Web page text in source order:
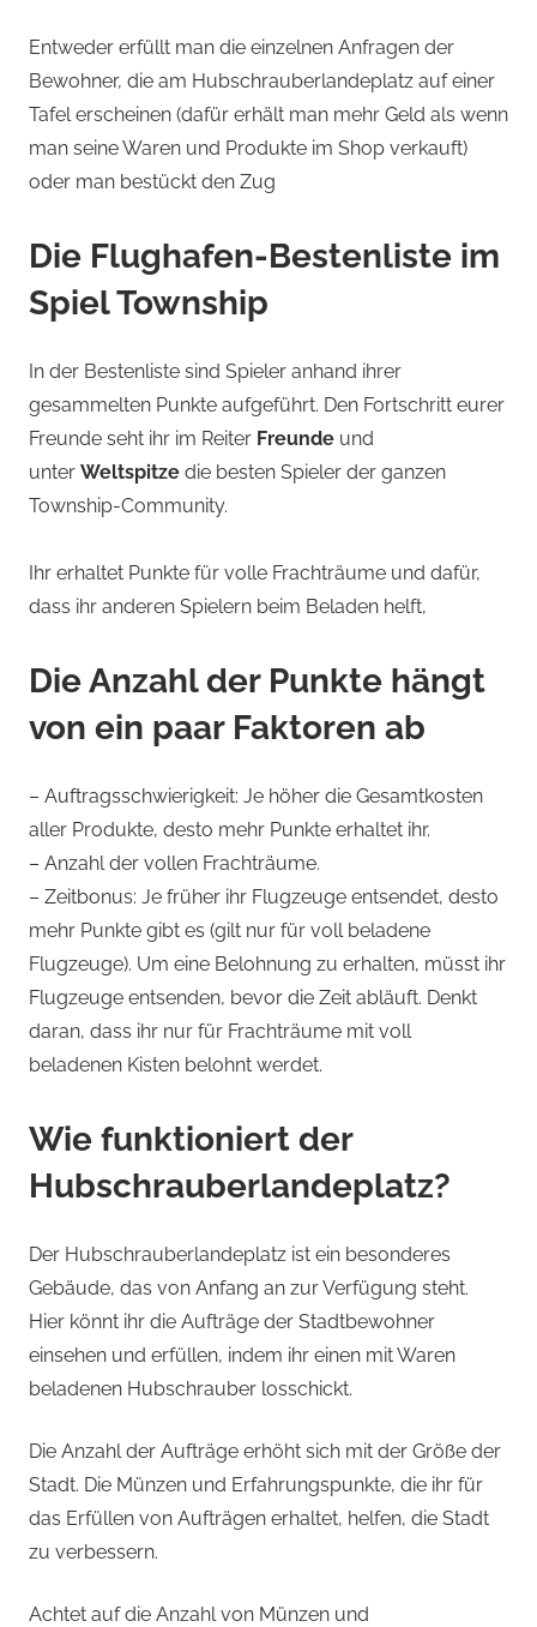
Entweder erfüllt man die einzelnen Anfragen der
Bewohner, die am Hubschrauberlandeplatz auf einer
Tafel erscheinen (dafür erhält man mehr Geld als wenn
man seine Waren und Produkte im Shop verkauft)
oder man bestückt den Zug
Die Flughafen-Bestenliste im
Spiel Township
In der Bestenliste sind Spieler anhand ihrer
gesammelten Punkte aufgeführt. Den Fortschritt eurer
Freunde seht ihr im Reiter Freunde und
unter Weltspitze die besten Spieler der ganzen
Township-Community.
Ihr erhaltet Punkte für volle Frachträume und dafür,
dass ihr anderen Spielern beim Beladen helft,
Die Anzahl der Punkte hängt
von ein paar Faktoren ab
– Auftragsschwierigkeit: Je höher die Gesamtkosten
aller Produkte, desto mehr Punkte erhaltet ihr.
– Anzahl der vollen Frachträume.
– Zeitbonus: Je früher ihr Flugzeuge entsendet, desto
mehr Punkte gibt es (gilt nur für voll beladene
Flugzeuge). Um eine Belohnung zu erhalten, müsst ihr
Flugzeuge entsenden, bevor die Zeit abläuft. Denkt
daran, dass ihr nur für Frachträume mit voll
beladenen Kisten belohnt werdet.
Wie funktioniert der
Hubschrauberlandeplatz?
Der Hubschrauberlandeplatz ist ein besonderes
Gebäude, das von Anfang an zur Verfügung steht.
Hier könnt ihr die Aufträge der Stadtbewohner
einsehen und erfüllen, indem ihr einen mit Waren
beladenen Hubschrauber losschickt.
Die Anzahl der Aufträge erhöht sich mit der Größe der
Stadt. Die Münzen und Erfahrungspunkte, die ihr für
das Erfüllen von Aufträgen erhaltet, helfen, die Stadt
zu verbessern.
Achtet auf die Anzahl von Münzen und